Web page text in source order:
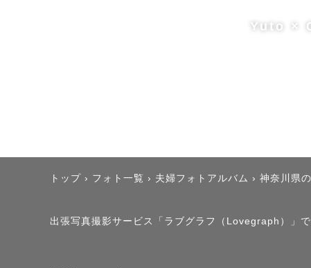
Yuto ×
トップ › フォト一覧 › 夫婦フォトアルバム › 神奈川県
出張写真撮影サービス「ラブグラフ（Lovegraph）」